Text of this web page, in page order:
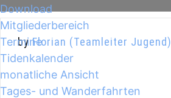
Download
Mitgliederbereich
Termine
Tidenkalender
monatliche Ansicht
Tages- und Wanderfahrten
byFlorian (Teamleiter Jugend)